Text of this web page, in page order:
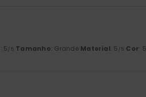
: 5/5 Tamanho: Grande Material: 5 /5 Cor: 5